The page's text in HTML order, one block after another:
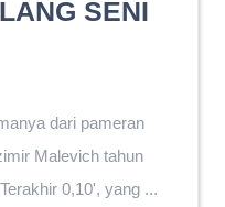
SENI
Malevich tahun
0,10', yang ...